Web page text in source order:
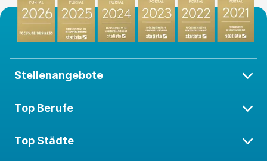
Stellenangebote
Top Berufe
Top Städte